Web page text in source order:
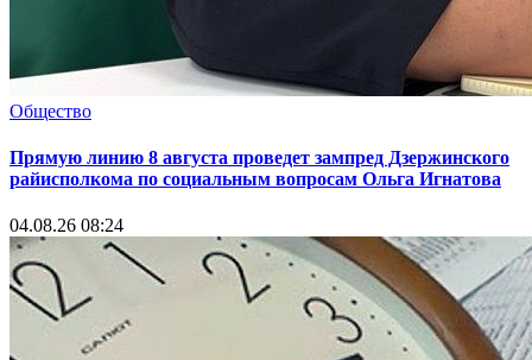
Общество
Прямую линию 8 августа проведет зампред Дзержинского
райисполкома по социальным вопросам Ольга Игнатова
04.08.26 08:24